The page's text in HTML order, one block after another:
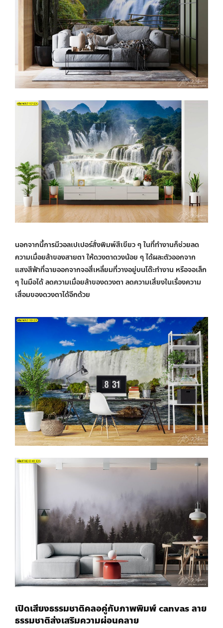
นอกจากนี้การมีวอลเปเปอร์สั่งพิมพ์สีเขียว ๆ ในที่ทำงานก็ช่วยลด
ความเมื่อยล้าของสายตา ให้ดวงตาดวงน้อย ๆ ได้ผละตัวออกจาก
แสงสีฟ้าที่ฉายออกจากจอสี่เหลี่ยมที่วางอยู่บนโต๊ะทำงาน หรือจอเล็ก
ๆ ในมือได้ ลดความเมื่อยล้าของดวงตา ลดความเสี่ยงในเรื่องความ
เสื่อมของดวงตาได้อีกด้วย
เปิดเสียงธรรมชาติคลอคู่กับภาพพิมพ์ canvasลาย
ธรรมชาติส่งเสริมความผ่อนคลาย